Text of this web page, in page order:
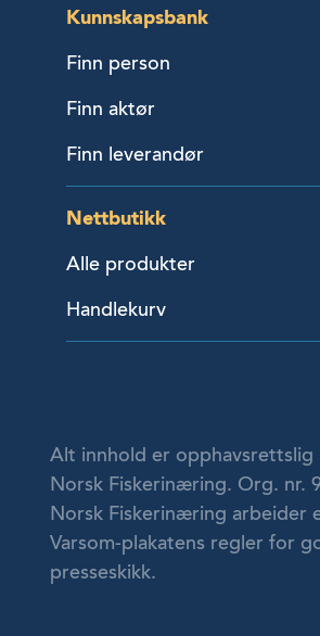
Kunnskapsbank
Finn person
Finn aktør
Finn leverandør
Nettbutikk
Alle produkter
Handlekurv
Alt innhold er
Norsk Fiskerinæring. Org. nr.
Norsk Fiskerinæring arbeider
Varsom-plakatens regler for
presseskikk.